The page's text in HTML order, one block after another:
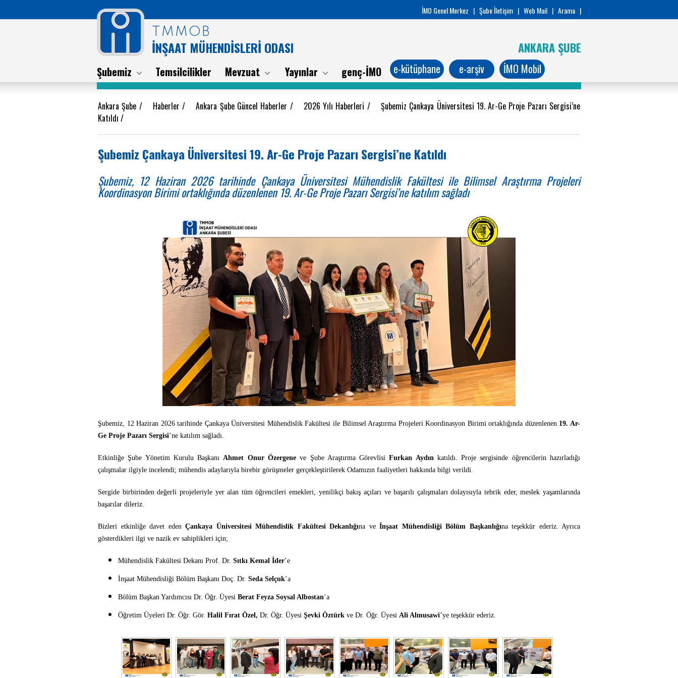
İMO Genel Merkez | Şube İletişim | Web Mail | Arama |
TMMOB
İNŞAAT MÜHENDİSLERİ ODASI ANKARA ŞUBE
Şubemiz Temsilcilikler Mevzuat Yayınlar genç-İMO e-kütüphane e-arşiv İMO Mobil
Ankara Şube / Haberler/Ankara Şube Güncel Haberler / 2026 Yılı Haberleri / Şubemiz Çankaya Üniversitesi 19. Ar-Ge Proje Pazarı Sergisi’ne
Katıldı /
Şubemiz Çankaya Üniversitesi 19. Ar-Ge Proje Pazarı Sergisi’ne Katıldı
Şubemiz, 12 Haziran 2026 tarihinde Çankaya Üniversitesi Mühendislik Fakültesi ile Bilimsel Araştırma Projeleri
Koordinasyon Birimi ortaklığında düzenlenen 19. Ar-Ge Proje Pazarı Sergisi’ne katılım sağladı
Şubemiz, 12 Haziran 2026 tarihinde Çankaya Üniversitesi Mühendislik Fakültesi ile Bilimsel Araştırma Projeleri Koordinasyon Birimi ortaklığında düzenlenen 19. Ar-
Ge Proje Pazarı Sergisi’ne katılım sağladı.
Etkinliğe Şube Yönetim Kurulu BaşkanıAhmet Onur Özergeneve Şube Araştırma GörevlisiFurkan Aydınkatıldı. Proje sergisinde öğrencilerin hazırladığı
çalışmalar ilgiyle incelendi; mühendis adaylarıyla birebir görüşmeler gerçekleştirilerek Odamızın faaliyetleri hakkında bilgi verildi.
Sergide birbirinden değerli projeleriyle yer alan tüm öğrencileri emekleri, yenilikçi bakış açıları ve başarılı çalışmaları dolayısıyla tebrik eder, meslek yaşamlarında
başarılar dileriz.
Bizleri etkinliğe davet eden Çankaya Üniversitesi Mühendislik Fakültesi Dekanlığına ve İnşaat Mühendisliği Bölüm Başkanlığına teşekkür ederiz. Ayrıca
gösterdikleri ilgi ve nazik ev sahiplikleri için;
Mühendislik Fakültesi Dekanı Prof. Dr. Sıtkı Kemal İder’e
İnşaat Mühendisliği Bölüm Başkanı Doç. Dr. Seda Selçuk’a
Bölüm Başkan Yardımcısı Dr. Öğr. Üyesi Berat Feyza Soysal Albostan’a
Öğretim Üyeleri Dr. Öğr. Gör. Halil Fırat Özel, Dr. Öğr. Üyesi Şevki Öztürk ve Dr. Öğr. Üyesi Ali Almusawi’ye teşekkür ederiz.